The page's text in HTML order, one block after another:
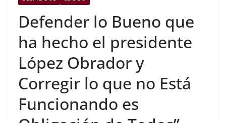
Defender lo Bueno que
ha hecho el presidente
López Obrador y
Corregir lo que no Está
Funcionando es